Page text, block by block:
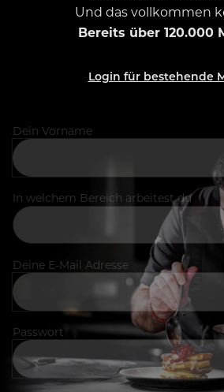
Und das vollkommen
Bereits über 120.000
Login für bestehende
Dein Vorname
In welchem Bereich arbeitest du
Deine E-Mail Adresse
Passwort